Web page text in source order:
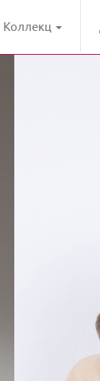
Коллекц